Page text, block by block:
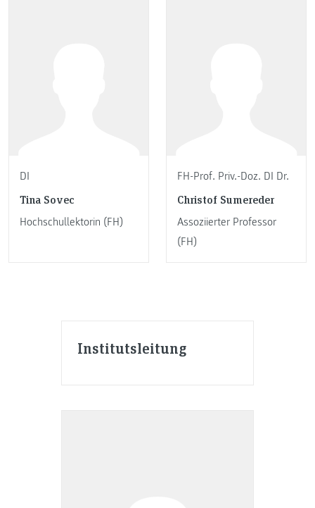
Institutsleitung
DI
Tina Sovec
Hochschullektorin (FH)
FH-Prof. Priv.-Doz. DI Dr.
Christof Sumereder
Assoziierter Professor
(FH)